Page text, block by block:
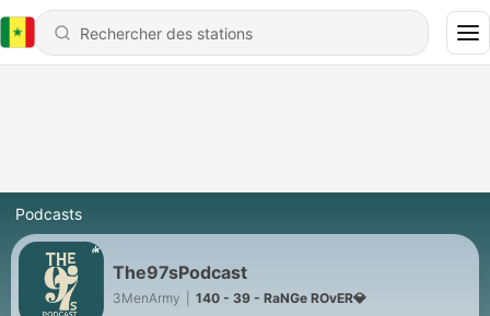
Podcasts
The97sPodcast
3MenArmy 140 - 39 - RaNGe ROvER💎